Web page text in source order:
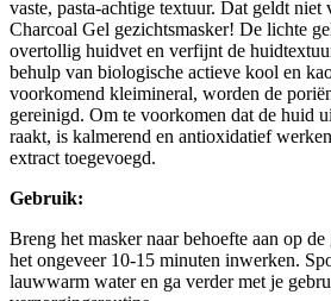
vaste, pasta-achtige textuur. Dat geldt
Charcoal Gel gezichtsmasker! De lichte
overtollig huidvet en verfijnt de
behulp van biologische actieve kool en
voorkomend kleimineral, worden de
gereinigd. Om te voorkomen dat de huid
raakt, is kalmerend en antioxidatief
extract toegevoegd.
Gebruik:
Breng het masker naar behoefte aan op
het ongeveer 10-15 minuten inwerken.
lauwwarm water en ga verder met je